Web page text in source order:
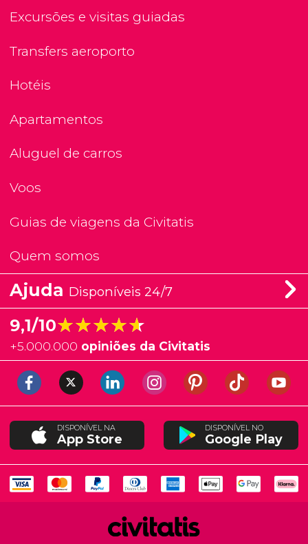
Excursões e visitas guiadas
Transfers aeroporto
Hotéis
Apartamentos
Aluguel de carros
Voos
Guias de viagens da Civitatis
Quem somos
Ajuda Disponíveis 24/7
9,1/10★★★★★
★★★★★
+5.000.000 opiniões da Civitatis
DISPONÍVEL NA
App Store
DISPONÍVEL NO
Google Play